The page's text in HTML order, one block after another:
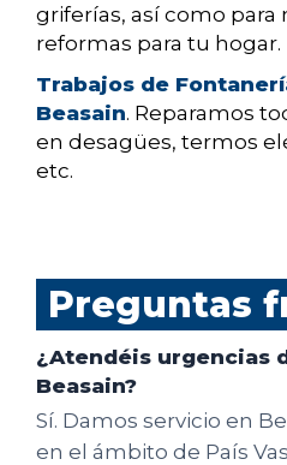
griferías, así como para
reformas para tu hogar.
Trabajos de
Beasain. Reparamos
en desagües, termos
etc.
Preguntas
¿Atendéis urgencias
Beasain?
Sí. Damos servicio en
en el ámbito de País